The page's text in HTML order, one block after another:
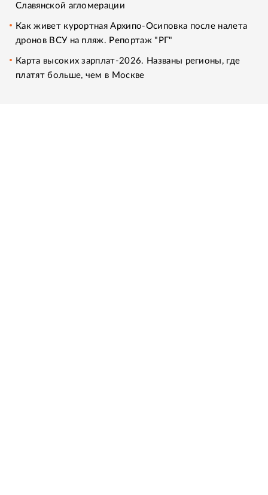
Славянской агломерации
Как живет курортная Архипо-Осиповка после налета
дронов ВСУ на пляж. Репортаж "РГ"
Карта высоких зарплат-2026. Названы регионы, где
платят больше, чем в Москве